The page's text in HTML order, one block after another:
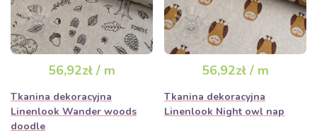
56,92zł / m
Tkanina dekoracyjna
Linenlook Wander woods
doodle
56,92zł / m
Tkanina dekoracyjna
Linenlook Night owl nap